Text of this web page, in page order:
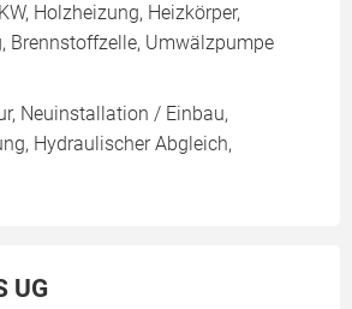
Holzheizung, Heizkörper,
Brennstoffzelle, Umwälzpumpe
Neuinstallation / Einbau,
Hydraulischer Abgleich,
UG